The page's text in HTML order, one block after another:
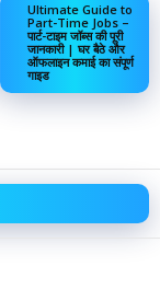
Ultimate Guide to
Part-Time Jobs –
पार्ट-टाइम जॉब्स की पूरी
जानकारी | घर बैठे और
ऑफलाइन कमाई का संपूर्ण
गाइड